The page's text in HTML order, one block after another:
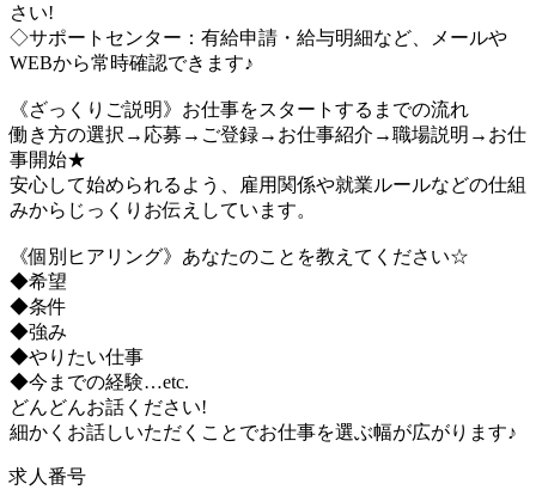
さい!
◇サポートセンター：有給申請・給与明細など、メールや
WEBから常時確認できます♪
《ざっくりご説明》お仕事をスタートするまでの流れ
働き方の選択→応募→ご登録→お仕事紹介→職場説明→お仕
事開始★
安心して始められるよう、雇用関係や就業ルールなどの仕組
みからじっくりお伝えしています。
《個別ヒアリング》あなたのことを教えてください☆
◆希望
◆条件
◆強み
◆やりたい仕事
◆今までの経験…etc.
どんどんお話ください!
細かくお話しいただくことでお仕事を選ぶ幅が広がります♪
求人番号